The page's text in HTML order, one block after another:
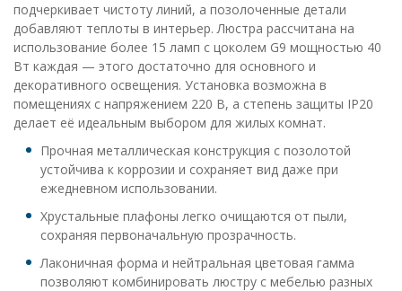
подчеркивает чистоту линий, а позолоченные детали
добавляют теплоты в интерьер. Люстра рассчитана на
использование более 15 ламп с цоколем G9 мощностью 40
Вт каждая — этого достаточно для основного и
декоративного освещения. Установка возможна в
помещениях с напряжением 220 В, а степень защиты IP20
делает её идеальным выбором для жилых комнат.
Прочная металлическая конструкция с позолотой
устойчива к коррозии и сохраняет вид даже при
ежедневном использовании.
Хрустальные плафоны легко очищаются от пыли,
сохраняя первоначальную прозрачность.
Лаконичная форма и нейтральная цветовая гамма
позволяют комбинировать люстру с мебелью разных